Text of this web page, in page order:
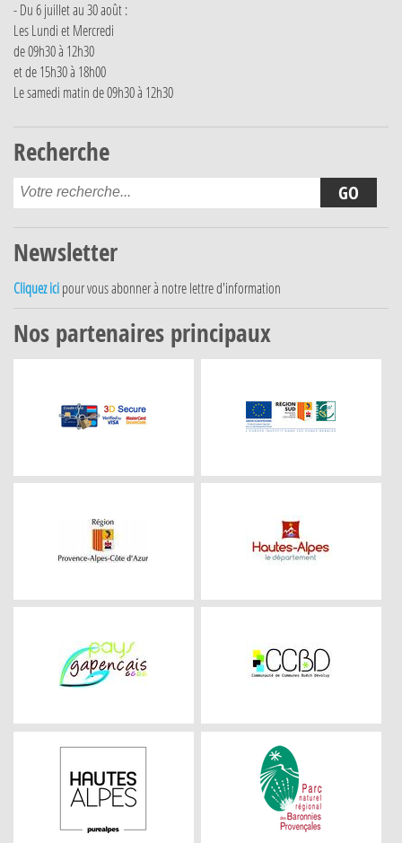
- Du 6 juillet au 30 août :
Les Lundi et Mercredi
de 09h30 à 12h30
et de 15h30 à 18h00
Le samedi matin de 09h30 à 12h30
Recherche
Newsletter
Cliquez ici pour vous abonner à notre lettre d'information
Nos partenaires principaux